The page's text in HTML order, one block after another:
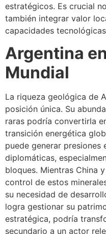
estratégicos. Es crucial
también integrar valor
capacidades
Argentina
Mundial
La riqueza geológica de
posición única. Su
raras podría convertirla
transición energética
puede generar presiones
diplomáticas,
bloques. Mientras China
control de estos
su necesidad de
logra gestionar su
estratégica, podría
secundario a un actor